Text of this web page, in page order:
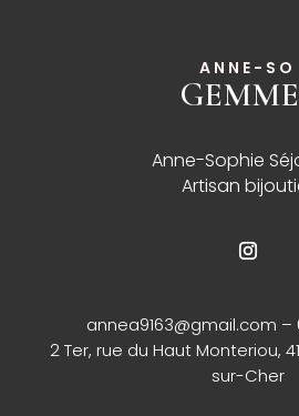
ANNE-SO
Anne-Sophie
Artisan
annea9163@gmail.com –
2 Ter, rue du Haut Monteriou,
sur-Cher